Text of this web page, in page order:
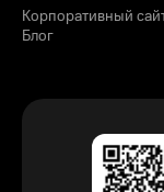
Корпоративный
Блог